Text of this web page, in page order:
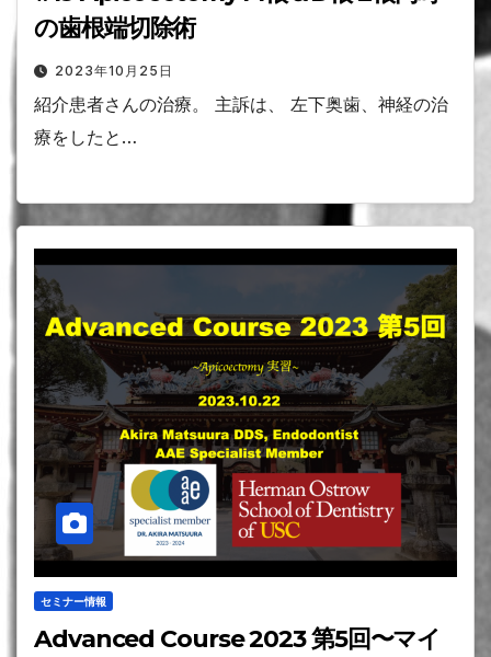
の歯根端切除術
2023年10月25日
紹介患者さんの治療。 主訴は、 左下奥歯、神経の治
療をしたと…
セミナー情報
Advanced Course 2023 第5回〜マイ